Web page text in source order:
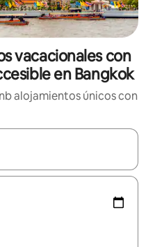
vacacionales con
en Bangkok
alojamientos únicos con
podrás navegar